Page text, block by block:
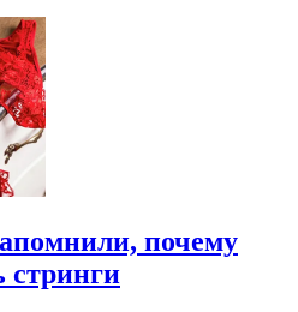
почему
стринги